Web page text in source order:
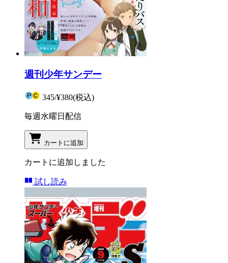
週刊少年サンデー
345/¥380(税込)
毎週水曜日配信
カートに追加
カートに追加しました
試し読み